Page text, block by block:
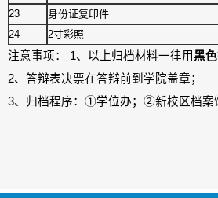
23
身份证复印件
24
2寸彩照
注意事项： 1、以上归档材料一律用黑
2、答辩表决票在答辩前到学院盖章；
3、归档程序：①学位办；②新校区档案